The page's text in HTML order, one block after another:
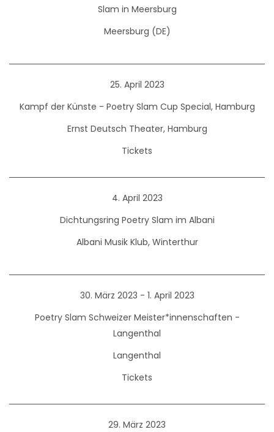
Slam in Meersburg
Meersburg (DE)
25. April 2023
Kampf der Künste - Poetry Slam Cup Special, Hamburg
Ernst Deutsch Theater, Hamburg
Tickets
4. April 2023
Dichtungsring Poetry Slam im Albani
Albani Musik Klub, Winterthur
30. März 2023 - 1. April 2023
Poetry Slam Schweizer Meister*innenschaften -
Langenthal
Langenthal
Tickets
29. März 2023